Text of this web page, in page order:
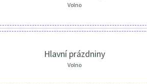
Volno
Hlavní prázdniny
Volno